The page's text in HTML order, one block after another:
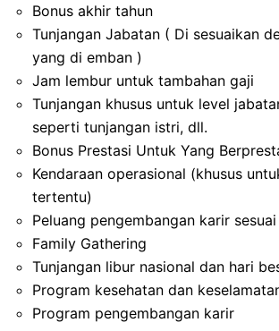
Bonus akhir tahun
Tunjangan Jabatan ( Di sesuaikan
yang di emban )
Jam lembur untuk tambahan gaji
Tunjangan khusus untuk level
seperti tunjangan istri, dll.
Bonus Prestasi Untuk Yang
Kendaraan operasional (khusus
tertentu)
Peluang pengembangan karir
Family Gathering
Tunjangan libur nasional dan hari
Program kesehatan dan
Program pengembangan karir